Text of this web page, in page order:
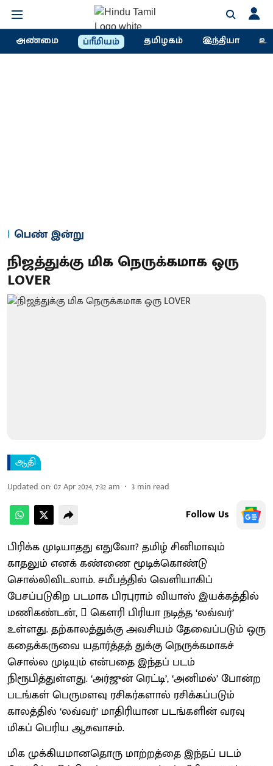
அண்மை ப்ரீமியம் தமிழகம் இந்தியா
பெண் இன்று
நிஜத்துக்கு மிக நெருக்கமாக ஒரு
LOVER
ஆதி
Updated on:07 Apr 2024, 7:32 am 3 min read
Follow Us
பிரிக்க முடியாதது எதுவோ? தமிழ் சினிமாவும்
காதலும் எனக் கண்ணை மூடிக்கொண்டு
சொல்லிவிடலாம். சமீபத்தில் வெளியாகிப்
பேசப்படுகிற படமாக பிரபுராம் வியாஸ் இயக்கத்தில்
மணிகண்டன்,  கௌரி பிரியா நடித்த ‘லவ்வர்’
உள்ளது. தற்காலத்துக்கு அவசியம் தேவைப்படும் ஒரு
கதைக்கருவை யதார்த்தத் துக்கு நெருக்கமாகச்
சொல்ல முடியும் என்பதை இந்தப் படம்
நிரூபித்துள்ளது. ‘அர்ஜுன் ரெட்டி’, ‘அனிமல்’ போன்ற
படங்கள் பெருமளவு ரசிகர்களால் ரசிக்கப்படும்
காலத்தில் ‘லவ்வர்’ மாதிரியான படங்களின் வரவு
மிகப் பெரிய ஆசுவாசம்.
மிக முக்கியமானதொரு மாற்றத்தை இந்தப் படம்